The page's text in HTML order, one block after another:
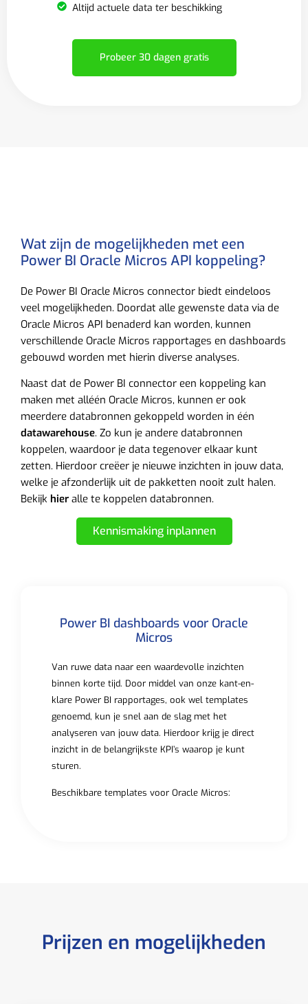
Altijd actuele data ter beschikking
Probeer 30 dagen gratis
Wat zijn de mogelijkheden met een
Power BI Oracle Micros API koppeling?
De Power BI Oracle Micros connector biedt eindeloos
veel mogelijkheden. Doordat alle gewenste data via de
Oracle Micros API benaderd kan worden, kunnen
verschillende Oracle Micros rapportages en dashboards
gebouwd worden met hierin diverse analyses.
Naast dat de Power BI connector een koppeling kan
maken met alléén Oracle Micros, kunnen er ook
meerdere databronnen gekoppeld worden in één
datawarehouse. Zo kun je andere databronnen
koppelen, waardoor je data tegenover elkaar kunt
zetten. Hierdoor creëer je nieuwe inzichten in jouw data,
welke je afzonderlijk uit de pakketten nooit zult halen.
Bekijk hier alle te koppelen databronnen.
Kennismaking inplannen
Power BI dashboards voor Oracle
Micros
Van ruwe data naar een waardevolle inzichten
binnen korte tijd. Door middel van onze kant-en-
klare Power BI rapportages, ook wel templates
genoemd, kun je snel aan de slag met het
analyseren van jouw data. Hierdoor krijg je direct
inzicht in de belangrijkste KPI’s waarop je kunt
sturen.
Beschikbare templates voor Oracle Micros:
Prijzen en mogelijkheden